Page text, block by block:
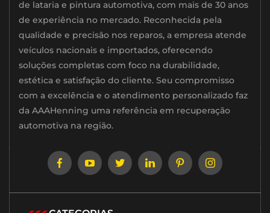
de lataria e pintura automotiva, com mais de 30 anos
de experiência no mercado. Reconhecida pela
qualidade e precisão nos reparos, a empresa atende
veículos nacionais e importados, oferecendo
soluções completas com foco na durabilidade,
estética e satisfação do cliente. Seu compromisso
com a excelência e o atendimento personalizado faz
da AAAHenning uma referência em recuperação
automotiva na região.